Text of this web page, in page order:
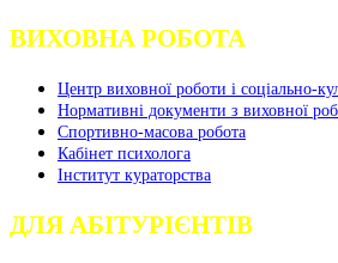
ВИХОВНА РОБОТА
Центр виховної роботи і соціально-
Нормативні документи з виховної
Спортивно-масова робота
Кабінет психолога
Інститут кураторства
ДЛЯ АБІТУРІЄНТІВ